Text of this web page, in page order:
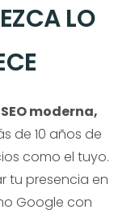
LO
moderna,
de 10 años de
como el tuyo.
tu presencia en
Google con